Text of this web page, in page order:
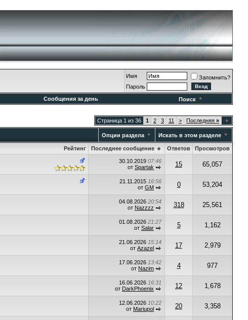
Имя
Запомнить?
Пароль
Сообщения за день Поиск
Страница 1 из 36 1 2 3 11 > Последняя »
Опции раздела Искать в этом разделе
Рейтинг Последнее сообщение Ответов Просмотров
30.10.2019 07:46
от Spartak 15 65,057
21.11.2015 16:56
от GM 0 53,204
04.08.2026 20:54
от Nazzzz 318 25,561
01.08.2026 21:27
от Salar 5 1,162
21.06.2026 15:14
от Azazel 17 2,979
17.06.2026 13:42
от Nazim 4 977
16.06.2026 16:31
от DarkPhoenix 12 1,678
12.06.2026 10:22
от Mariupol 20 3,358